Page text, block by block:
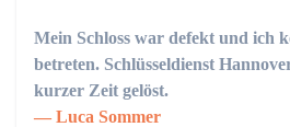
Mein Schloss war defekt und ich
betreten. Schlüsseldienst
kurzer Zeit gelöst.
Luca Sommer